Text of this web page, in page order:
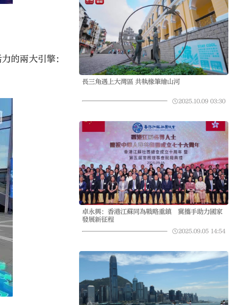
的兩大引擎：
長三角遇上大灣區 共執椽筆繪山河
2025.10.09 03:30
卓永興：香港江蘇同為戰略重鎮 冀攜手助力國家
發展新征程
2025.09.05 14:54